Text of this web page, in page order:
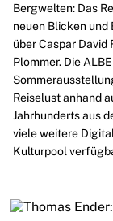
Bergwelten: Das
neuen Blicken und
überCaspar David
Plommer. Die
Reiselust anhand
Jahrhunderts aus
viele weitere
Kulturpool